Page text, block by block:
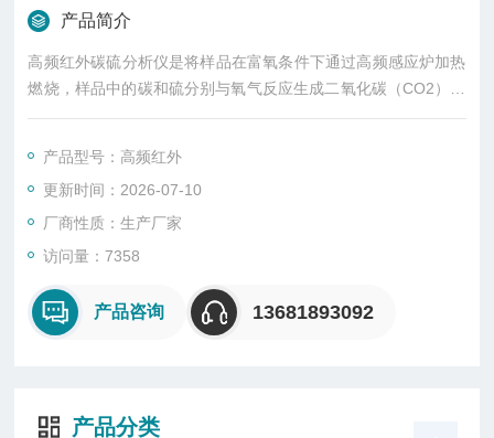
产品简介
高频红外碳硫分析仪是将样品在富氧条件下通过高频感应炉加热
燃烧，样品中的碳和硫分别与氧气反应生成二氧化碳（CO2）和
二氧化硫(SO2)，将含有二氧化碳（CO2）和二氧化硫(SO2)的
量。
产品型号：高频红外
更新时间：2026-07-10
厂商性质：生产厂家
访问量：7358
产品咨询 13681893092
产品分类